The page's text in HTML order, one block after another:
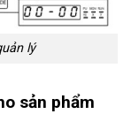
lý
sản phẩm